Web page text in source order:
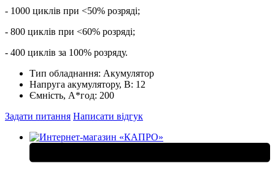
- 1000 циклів при <50% розряді;
- 800 циклів при <60% розряді;
- 400 циклів за 100% розряду.
Тип обладнання: Акумулятор
Напруга акумулятору, В: 12
Ємність, А*год: 200
Задати питання Написати відгук